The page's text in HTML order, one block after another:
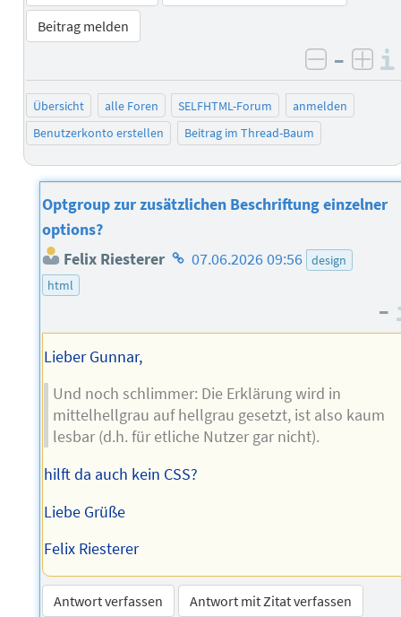
Beitrag melden
negativ
–
Übersicht alle Foren SELFHTML-Forum
anmelden
Benutzerkonto erstellen
Beitrag im Thread-Baum
Optgroup zur zusätzlichen Beschriftung einzelner
options?
Felix Riesterer Homepage
07.06.2026 09:56 design
html
–
Lieber Gunnar,
Und noch schlimmer: Die Erklärung wird in
mittelhellgrau auf hellgrau gesetzt, ist also kaum
lesbar (d.h. für etliche Nutzer gar nicht).
hilft da auch kein CSS?
Liebe Grüße
Felix Riesterer
Antwort verfassen
Antwort mit Zitat verfassen